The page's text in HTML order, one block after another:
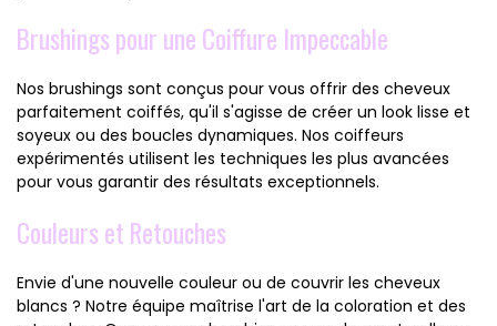
Brushings pour une Coiffure Impeccable
Nos brushings sont conçus pour vous offrir des cheveux
parfaitement coiffés, qu'il s'agisse de créer un look lisse et
soyeux ou des boucles dynamiques. Nos coiffeurs
expérimentés utilisent les techniques les plus avancées
pour vous garantir des résultats exceptionnels.
Couleurs et Retouches
Envie d'une nouvelle couleur ou de couvrir les cheveux
blancs ? Notre équipe maîtrise l'art de la coloration et des